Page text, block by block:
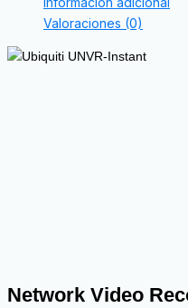
Valoraciones (0)
Network Video